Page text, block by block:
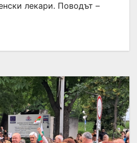
лекари. Поводът –